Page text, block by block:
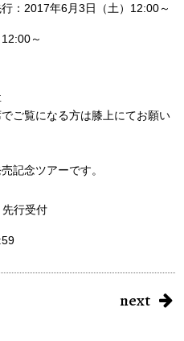
：2017年6月3日（土）12:00～
～
ご覧になる方は膝上にてお願い
記念ツアーです。
行受付
next